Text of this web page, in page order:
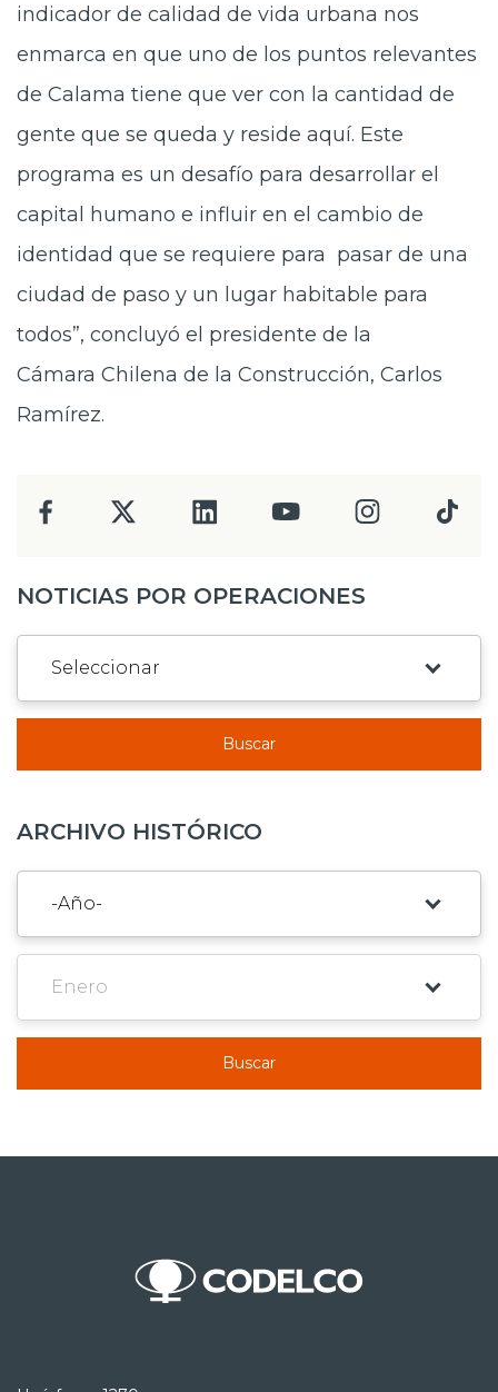
indicador de calidad de vida urbana nos
enmarca en que uno de los puntos relevantes
de Calama tiene que ver con la cantidad de
gente que se queda y reside aquí. Este
programa es un desafío para desarrollar el
capital humano e influir en el cambio de
identidad que se requiere para pasar de una
ciudad de paso y un lugar habitable para
todos”, concluyó el presidente de la
Cámara Chilena de la Construcción, Carlos
Ramírez.
NOTICIAS POR OPERACIONES
Buscar
ARCHIVO HISTÓRICO
Buscar